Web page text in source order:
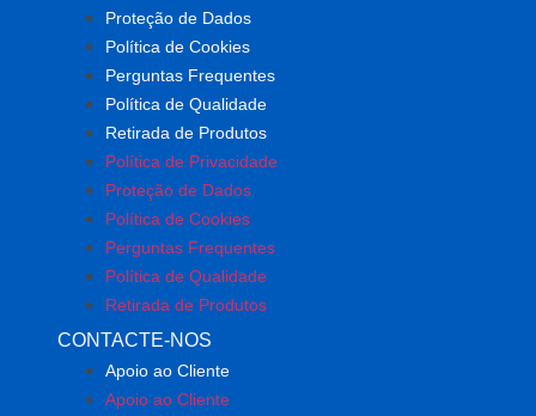
Proteção de Dados
Política de Cookies
Perguntas Frequentes
Política de Qualidade
Retirada de Produtos
Política de Privacidade
Proteção de Dados
Política de Cookies
Perguntas Frequentes
Política de Qualidade
Retirada de Produtos
CONTACTE-NOS
Apoio ao Cliente
Apoio ao Cliente